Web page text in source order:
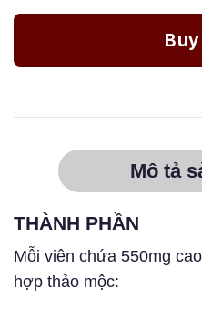
Mô tả
THÀNH PHẦN
Mỗi viên chứa 550mg
hợp thảo mộc: